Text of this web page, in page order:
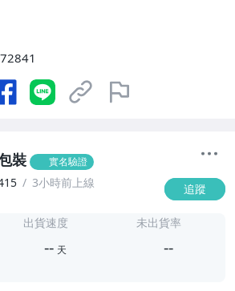
裝 實名驗證
3小時前上線 追蹤
出貨速度
-- 天
未出貨率
--